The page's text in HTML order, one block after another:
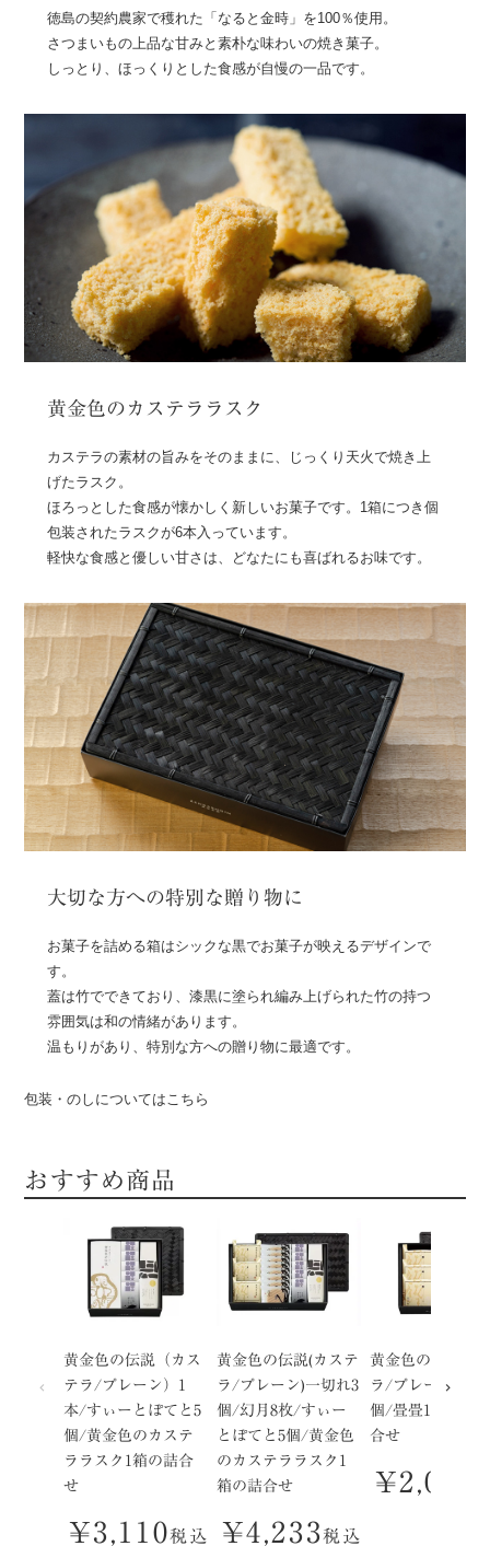
徳島の契約農家で穫れた「なると金時」を100％使用。
さつまいもの上品な甘みと素朴な味わいの焼き菓子。
しっとり、ほっくりとした食感が自慢の一品です。
黄金色のカステララスク
カステラの素材の旨みをそのままに、じっくり天火で焼き上
げたラスク。
ほろっとした食感が懐かしく新しいお菓子です。1箱につき個
包装されたラスクが6本入っています。
軽快な食感と優しい甘さは、どなたにも喜ばれるお味です。
大切な方への特別な贈り物に
お菓子を詰める箱はシックな黒でお菓子が映えるデザインで
す。
蓋は竹でできており、漆黒に塗られ編み上げられた竹の持つ
雰囲気は和の情緒があります。
温もりがあり、特別な方への贈り物に最適です。
包装・のしについてはこちら
おすすめ商品
黄金色の伝説（カス
テラ/プレーン）1
本/すぃーとぽてと5
個/黄金色のカステ
ララスク1箱の詰合
せ
¥3,110税込
黄金色の伝説(カステ
ラ/プレーン)一切れ3
個/幻月8枚/すぃー
とぽてと5個/黄金色
のカステララスク1
箱の詰合せ
¥4,233税込
黄金色の伝説(カ
ラ/プレーン)一
個/畳畳12枚入の
合せ
¥2,095